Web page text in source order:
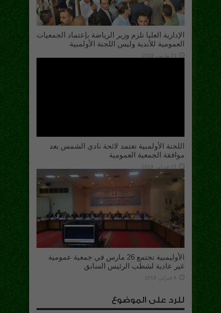
الإدارية العليا تلزم وزير الرياضة بإعتماد الجمعيات
العمومية للأندية وليس اللجنة الأولمبية
23 مارس، 2019
اللجنة الأولمبية تعتمد لائحة نادي الشمس بعد
موافقة الجمعية العمومية
22 فبراير، 2019
الأوليمبية تجتمع 26 مارس في جمعية عمومية
غير عادية لشطب الرئيس السابق
8 فبراير، 2019
للرد على الموضوع